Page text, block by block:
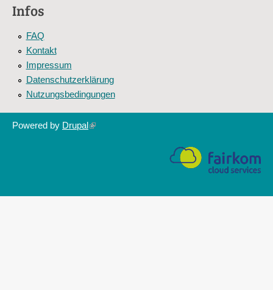
Infos
FAQ
Kontakt
Impressum
Datenschutzerklärung
Nutzungsbedingungen
Powered by Drupal(link